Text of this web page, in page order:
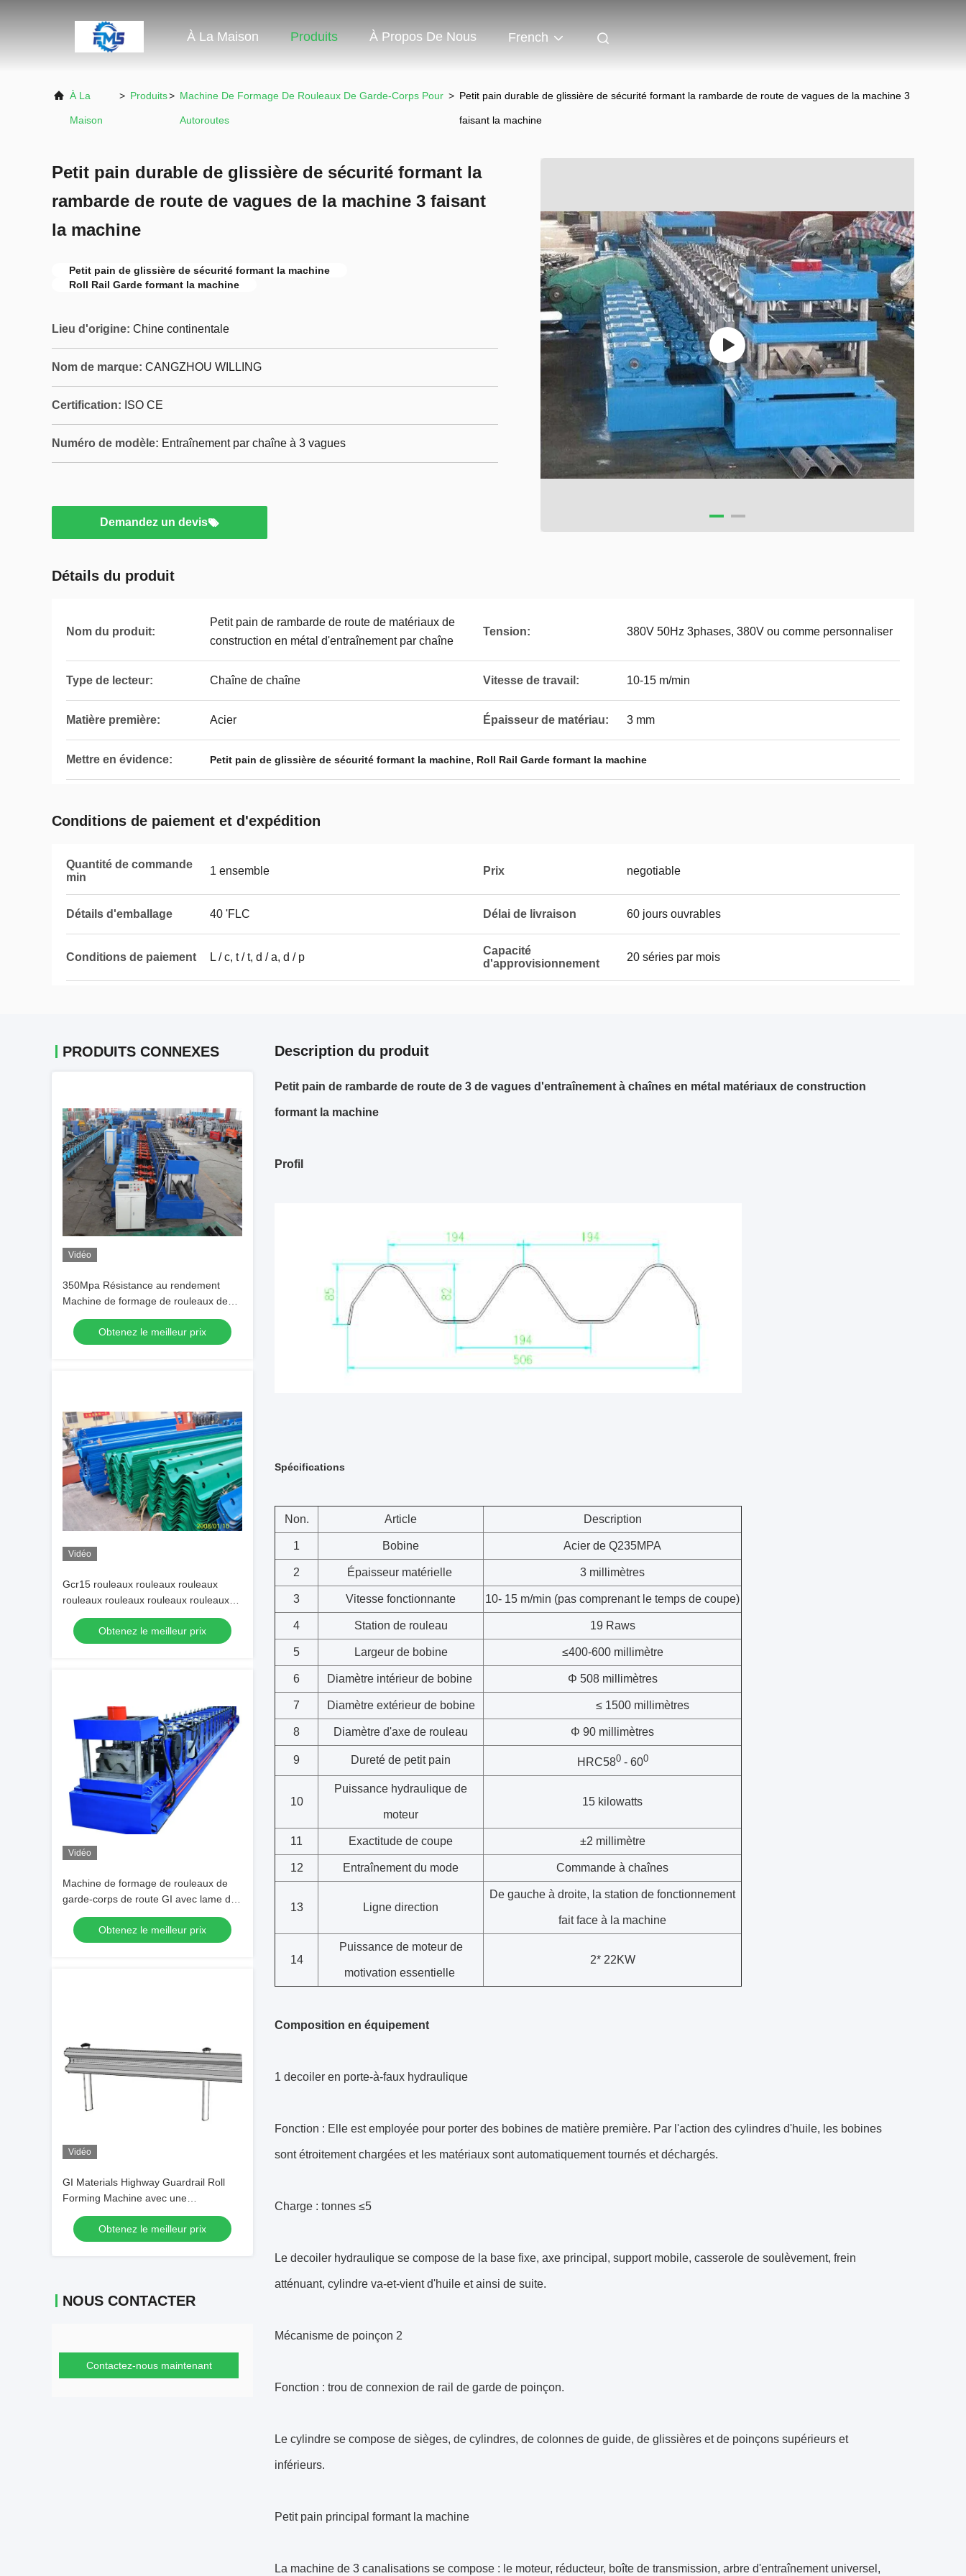
À La Maison Produits À Propos De Nous French
À La
Maison
> Produits> Machine De Formage De Rouleaux De Garde-Corps Pour
Autoroutes
> Petit pain durable de glissière de sécurité formant la rambarde de route de vagues de la machine 3
faisant la machine
Petit pain durable de glissière de sécurité formant la
rambarde de route de vagues de la machine 3 faisant
la machine
Petit pain de glissière de sécurité formant la machine
Roll Rail Garde formant la machine
Lieu d'origine: Chine continentale
Nom de marque: CANGZHOU WILLING
Certification: ISO CE
Numéro de modèle: Entraînement par chaîne à 3 vagues
Demandez un devis
Détails du produit
Nom du produit:
Petit pain de rambarde de route de matériaux de
construction en métal d'entraînement par chaîne
Tension: 380V 50Hz 3phases, 380V ou comme personnaliser
Type de lecteur: Chaîne de chaîne Vitesse de travail: 10-15 m/min
Matière première: Acier Épaisseur de matériau: 3 mm
Mettre en évidence: Petit pain de glissière de sécurité formant la machine, Roll Rail Garde formant la machine
Conditions de paiement et d'expédition
Quantité de commande
min
1 ensemble Prix negotiable
Détails d'emballage 40 'FLC Délai de livraison 60 jours ouvrables
Conditions de paiement L / c, t / t, d / a, d / p
Capacité
d'approvisionnement
20 séries par mois
PRODUITS CONNEXES
Vidéo
350Mpa Résistance au rendement
Machine de formage de rouleaux de
garde-corps routiers avec structure de
poutre 400HObtenez le meilleur prix
Vidéo
Gcr15 rouleaux rouleaux rouleaux
rouleaux rouleaux rouleaux rouleaux
rouleaux rouleaux rouleaux rouleaux
Obtenez le meilleur prix
Vidéo
Machine de formage de rouleaux de
garde-corps de route GI avec lame de
coupe Cr12Mov et diamètre de rouleau
80 mm
Obtenez le meilleur prix
Vidéo
GI Materials Highway Guardrail Roll
Forming Machine avec une
alimentation électrique de 380V à 50Hz
et une résistance de rendement de
350Mpa
Obtenez le meilleur prix
NOUS CONTACTER
Contactez-nous maintenant
Description du produit
Petit pain de rambarde de route de 3 de vagues d'entraînement à chaînes en métal matériaux de construction
formant la machine
Profil
Spécifications
Non. Article Description
1 Bobine Acier de Q235MPA
2 Épaisseur matérielle 3 millimètres
3 Vitesse fonctionnante 10- 15 m/min (pas comprenant le temps de coupe)
4 Station de rouleau 19 Raws
5 Largeur de bobine ≤400-600 millimètre
6 Diamètre intérieur de bobine Φ 508 millimètres
7 Diamètre extérieur de bobine ≤ 1500 millimètres
8 Diamètre d'axe de rouleau Φ 90 millimètres
9 Dureté de petit pain HRC580- 600
10
Puissance hydraulique de
moteur
15 kilowatts
11 Exactitude de coupe ±2 millimètre
12 Entraînement du mode Commande à chaînes
13 Ligne direction
De gauche à droite, la station de fonctionnement
fait face à la machine
14
Puissance de moteur de
motivation essentielle
2* 22KW
Composition en équipement
1 decoiler en porte-à-faux hydraulique
Fonction : Elle est employée pour porter des bobines de matière première. Par l'action des cylindres d'huile, les bobines
sont étroitement chargées et les matériaux sont automatiquement tournés et déchargés.
Charge : tonnes ≤5
Le decoiler hydraulique se compose de la base fixe, axe principal, support mobile, casserole de soulèvement, frein
atténuant, cylindre va-et-vient d'huile et ainsi de suite.
Mécanisme de poinçon 2
Fonction : trou de connexion de rail de garde de poinçon.
Le cylindre se compose de sièges, de cylindres, de colonnes de guide, de glissières et de poinçons supérieurs et
inférieurs.
Petit pain principal formant la machine
La machine de 3 canalisations se compose : le moteur, réducteur, boîte de transmission, arbre d'entraînement universel,